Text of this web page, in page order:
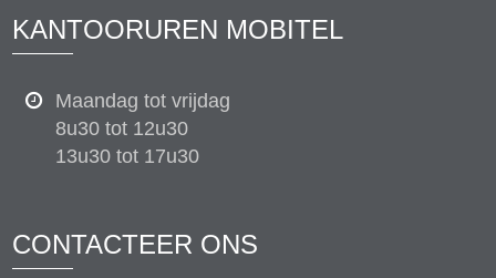
KANTOORUREN MOBITEL
Maandag tot vrijdag
8u30 tot 12u30
13u30 tot 17u30
CONTACTEER ONS